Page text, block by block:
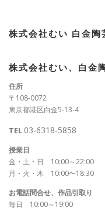
株式会社むい 白金陶
株式会社むい、白金
住所
〒108-0072
東京都港区白金5-13-4
TEL 03-6318-5858
授業日
金・土・日 10:00～22:00
月・火・木 10:00〜18:30
お電話問合せ、作品引取り
毎日 10:00～19:00